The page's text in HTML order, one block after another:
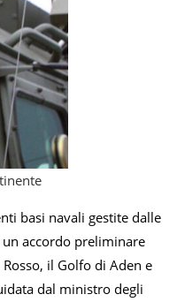
basi navali gestite dalle
accordo preliminare
il Golfo di Aden e
dal ministro degli